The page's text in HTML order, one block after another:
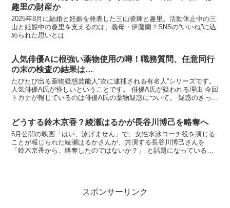
趣里の財産か
2025年8月に結婚と妊娠を発表した三山凌輝と趣里。活動休止中の三
山と妊娠中の趣里を支えるのは、義母・伊藤蘭？SNSの“いいね”に込
められた思いとは
人気俳優Aに根強い薬物使用の噂！職務質問、任意同行
の末の検査の結果は…
たびたび出る薬物疑惑芸能人“次に逮捕される有名人”シリーズです。
人気俳優A氏が怪しいということです。 俳優A氏が疑われる理由 今回
トカナが報じているのは俳優A氏の薬物疑惑について。 疑惑のきっか
どうする鈴木京香？綾瀬はるかが長谷川博己を略奪へ
6月公開の映画「はい、泳げません」で、女性水泳コーチ役を演じる
ことが報じられた綾瀬はるかさんが、共演する長谷川博己さんを
「鈴木京香から、略奪したのではないか？」 と話題になっていると
スポンサーリンク